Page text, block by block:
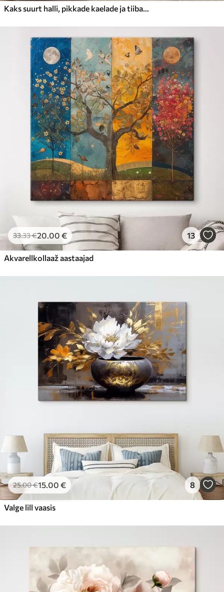
Kaks suurt halli, pikkade kaelade ja tiibadega kraanat, mis seisavad puudest ümbritsetud udujärves
33.33€20.00 € 13
Akvarellkollaaž aastaajad
25.00€15.00 € 8
Valge lill vaasis